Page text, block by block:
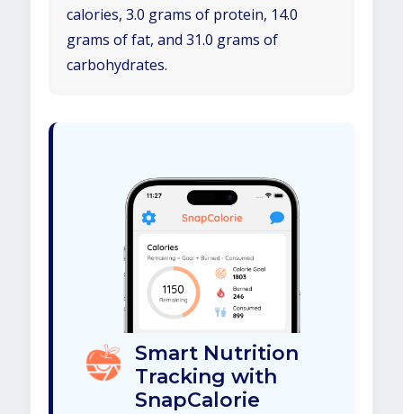
calories, 3.0 grams of protein, 14.0
grams of fat, and 31.0 grams of
carbohydrates.
Smart Nutrition
Tracking with
SnapCalorie